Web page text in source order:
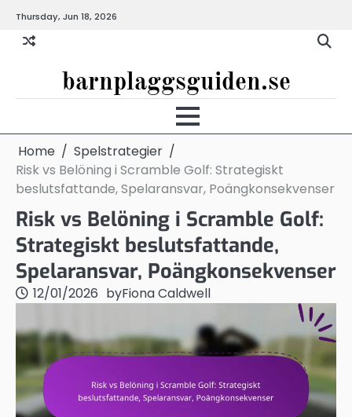
content
Thursday, Jun 18, 2026
barnplaggsguiden.se
Home
Spelstrategier
Risk vs Belöning i Scramble Golf: Strategiskt
beslutsfattande, Spelaransvar, Poängkonsekvenser
Risk vs Belöning i Scramble Golf:
Strategiskt beslutsfattande,
Spelaransvar, Poängkonsekvenser
12/01/2026 byFiona Caldwell